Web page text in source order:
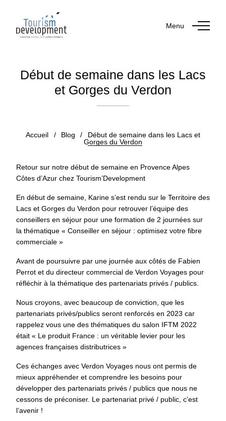
Menu
Début de semaine dans les Lacs
et Gorges du Verdon
Accueil / Blog /
Début de semaine dans les Lacs et
Gorges du Verdon
Retour sur notre début de semaine en Provence Alpes
Côtes d’Azur chez Tourism’Development
En début de semaine, Karine s’est rendu sur le Territoire des
Lacs et Gorges du Verdon pour retrouver l’équipe des
conseillers en séjour pour une formation de 2 journées sur
la thématique « Conseiller en séjour : optimisez votre fibre
commerciale »
Avant de poursuivre par une journée aux côtés de Fabien
Perrot et du directeur commercial de Verdon Voyages pour
réfléchir à la thématique des partenariats privés / publics.
Nous croyons, avec beaucoup de conviction, que les
partenariats privés/publics seront renforcés en 2023 car
rappelez vous une des thématiques du salon IFTM 2022
était « Le produit France : un véritable levier pour les
agences françaises distributrices »
Ces échanges avec Verdon Voyages nous ont permis de
mieux appréhender et comprendre les besoins pour
développer des partenariats privés / publics que nous ne
cessons de préconiser. Le partenariat privé / public, c’est
l’avenir !